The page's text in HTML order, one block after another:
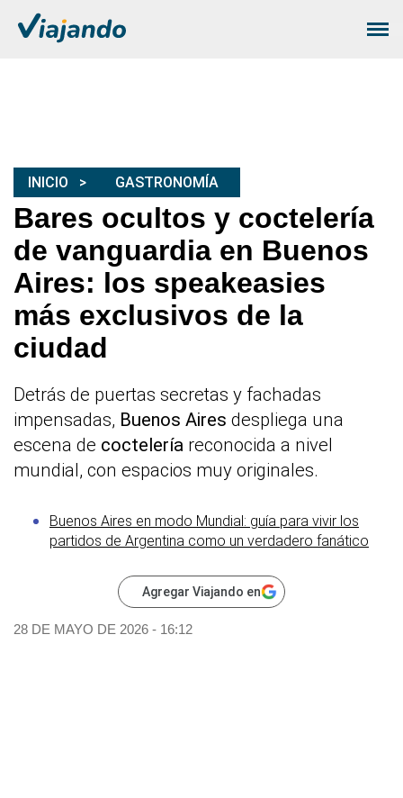
INICIO GASTRONOMÍA
Bares ocultos y coctelería
de vanguardia en Buenos
Aires: los speakeasies
más exclusivos de la
ciudad
Detrás de puertas secretas y fachadas
impensadas, Buenos Aires despliega una
escena de coctelería reconocida a nivel
mundial, con espacios muy originales.
Buenos Aires en modo Mundial: guía para vivir los
partidos de Argentina como un verdadero fanático
Agregar Viajando en
28 DE MAYO DE 2026 - 16:12